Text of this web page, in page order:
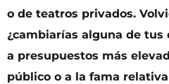
o de teatros privados.
¿cambiarías alguna de tus
a presupuestos más
público o a la fama